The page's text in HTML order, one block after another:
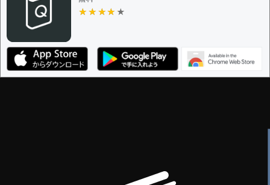
編集ガイドライン
★★★★★
★★★★★